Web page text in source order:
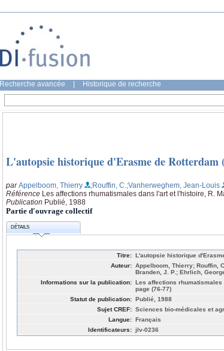
Recherche avancée Historique de recherche
L'autopsie historique d'Erasme de Rotterdam
parAppelboom, Thierry ;Rouffin, C. ;Vanherweghem, Jean-Louis
Référence Les affections rhumatismales dans l'art et l'histoire, R.
Publication Publié, 1988
Partie d'ouvrage collectif
DÉTAILS
Titre: L'autopsie historique
Auteur: Appelboom, Thierry; Rouffin,
Branden, J. P.; Ehrlich,
Informations sur la publication: Les affections rhumatismales
page (76-77)
Statut de publication: Publié, 1988
Sujet CREF: Sciences bio-médicales et
Langue: Français
Identificateurs: jlv-0236